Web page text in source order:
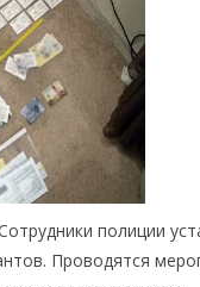
полиции
Проводятся